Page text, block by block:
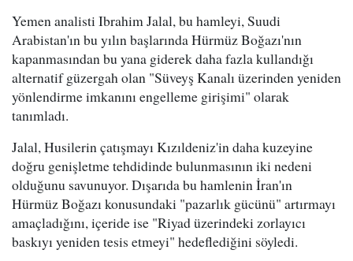
Yemen analisti Ibrahim Jalal, bu hamleyi, Suudi
Arabistan'ın bu yılın başlarında Hürmüz Boğazı'nın
kapanmasından bu yana giderek daha fazla kullandığı
alternatif güzergah olan "Süveyş Kanalı üzerinden yeniden
yönlendirme imkanını engelleme girişimi" olarak
tanımladı.
Jalal, Husilerin çatışmayı Kızıldeniz'in daha kuzeyine
doğru genişletme tehdidinde bulunmasının iki nedeni
olduğunu savunuyor. Dışarıda bu hamlenin İran'ın
Hürmüz Boğazı konusundaki "pazarlık gücünü" artırmayı
amaçladığını, içeride ise "Riyad üzerindeki zorlayıcı
baskıyı yeniden tesis etmeyi" hedeflediğini söyledi.